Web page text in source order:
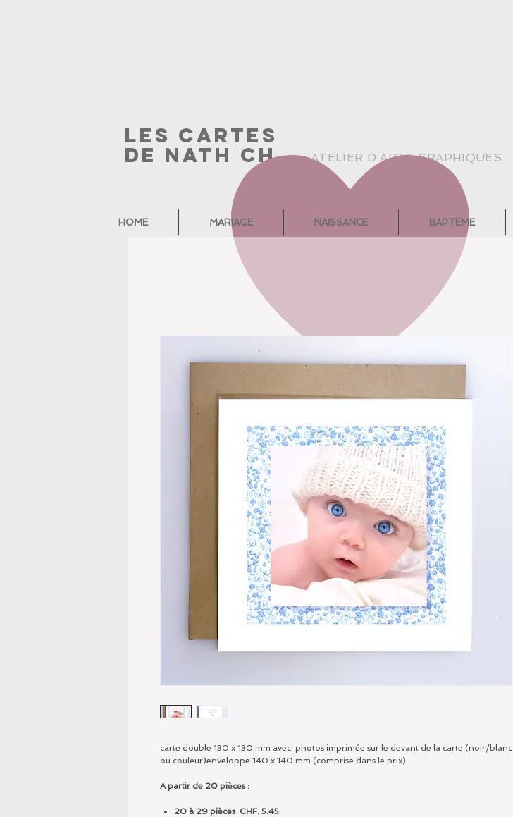
ATELIER D'ARTS GRAPHIQUES
Les cartes
de nath ch
HOME MARIAGE NAISSANCE BAPTEME
carte double 130 x 130 mm avec photos imprimée sur le devant de la carte (noir/blanc
ou couleur)enveloppe 140 x 140 mm (comprise dans le prix)
A partir de 20 pièces :
20 à 29 pièces CHF. 5.45